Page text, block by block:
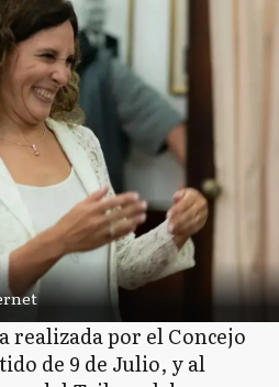
realizada por el Concejo
de 9 de Julio, y al